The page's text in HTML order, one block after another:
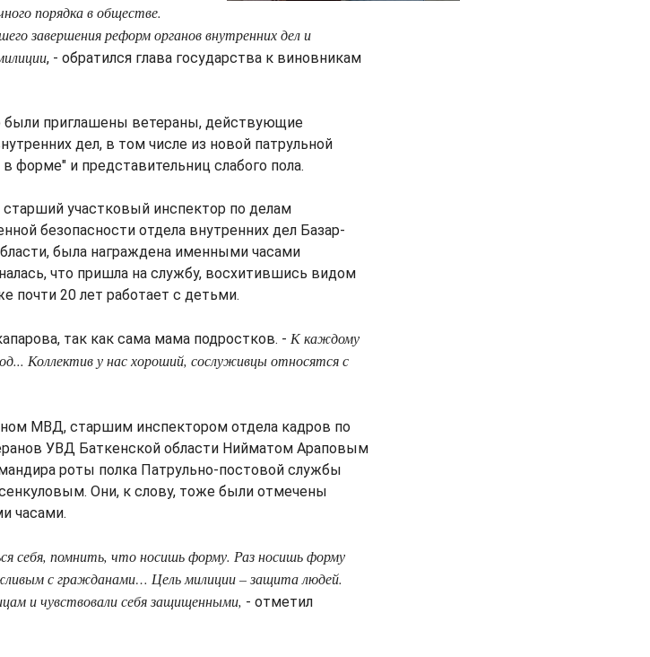
порядка в обществе.
завершения реформ органов внутренних дел и
, - обратился глава государства к виновникам
приглашены ветераны, действующие
дел, в том числе из новой патрульной
и представительниц слабого пола.
участковый инспектор по делам
безопасности отдела внутренних дел Базар-
была награждена именными часами
что пришла на службу, восхитившись видом
20 лет работает с детьми.
так как сама мама подростков. - К каждому
Коллектив у нас хороший, сослуживцы относятся с
МВД, старшим инспектором отдела кадров по
УВД Баткенской области Нийматом Араповым
роты полка Патрульно-постовой службы
Они, к слову, тоже были отмечены
часами.
себя, помнить, что носишь форму. Раз носишь форму
с гражданами… Цель милиции – защита людей.
и чувствовали себя защищенными, - отметил